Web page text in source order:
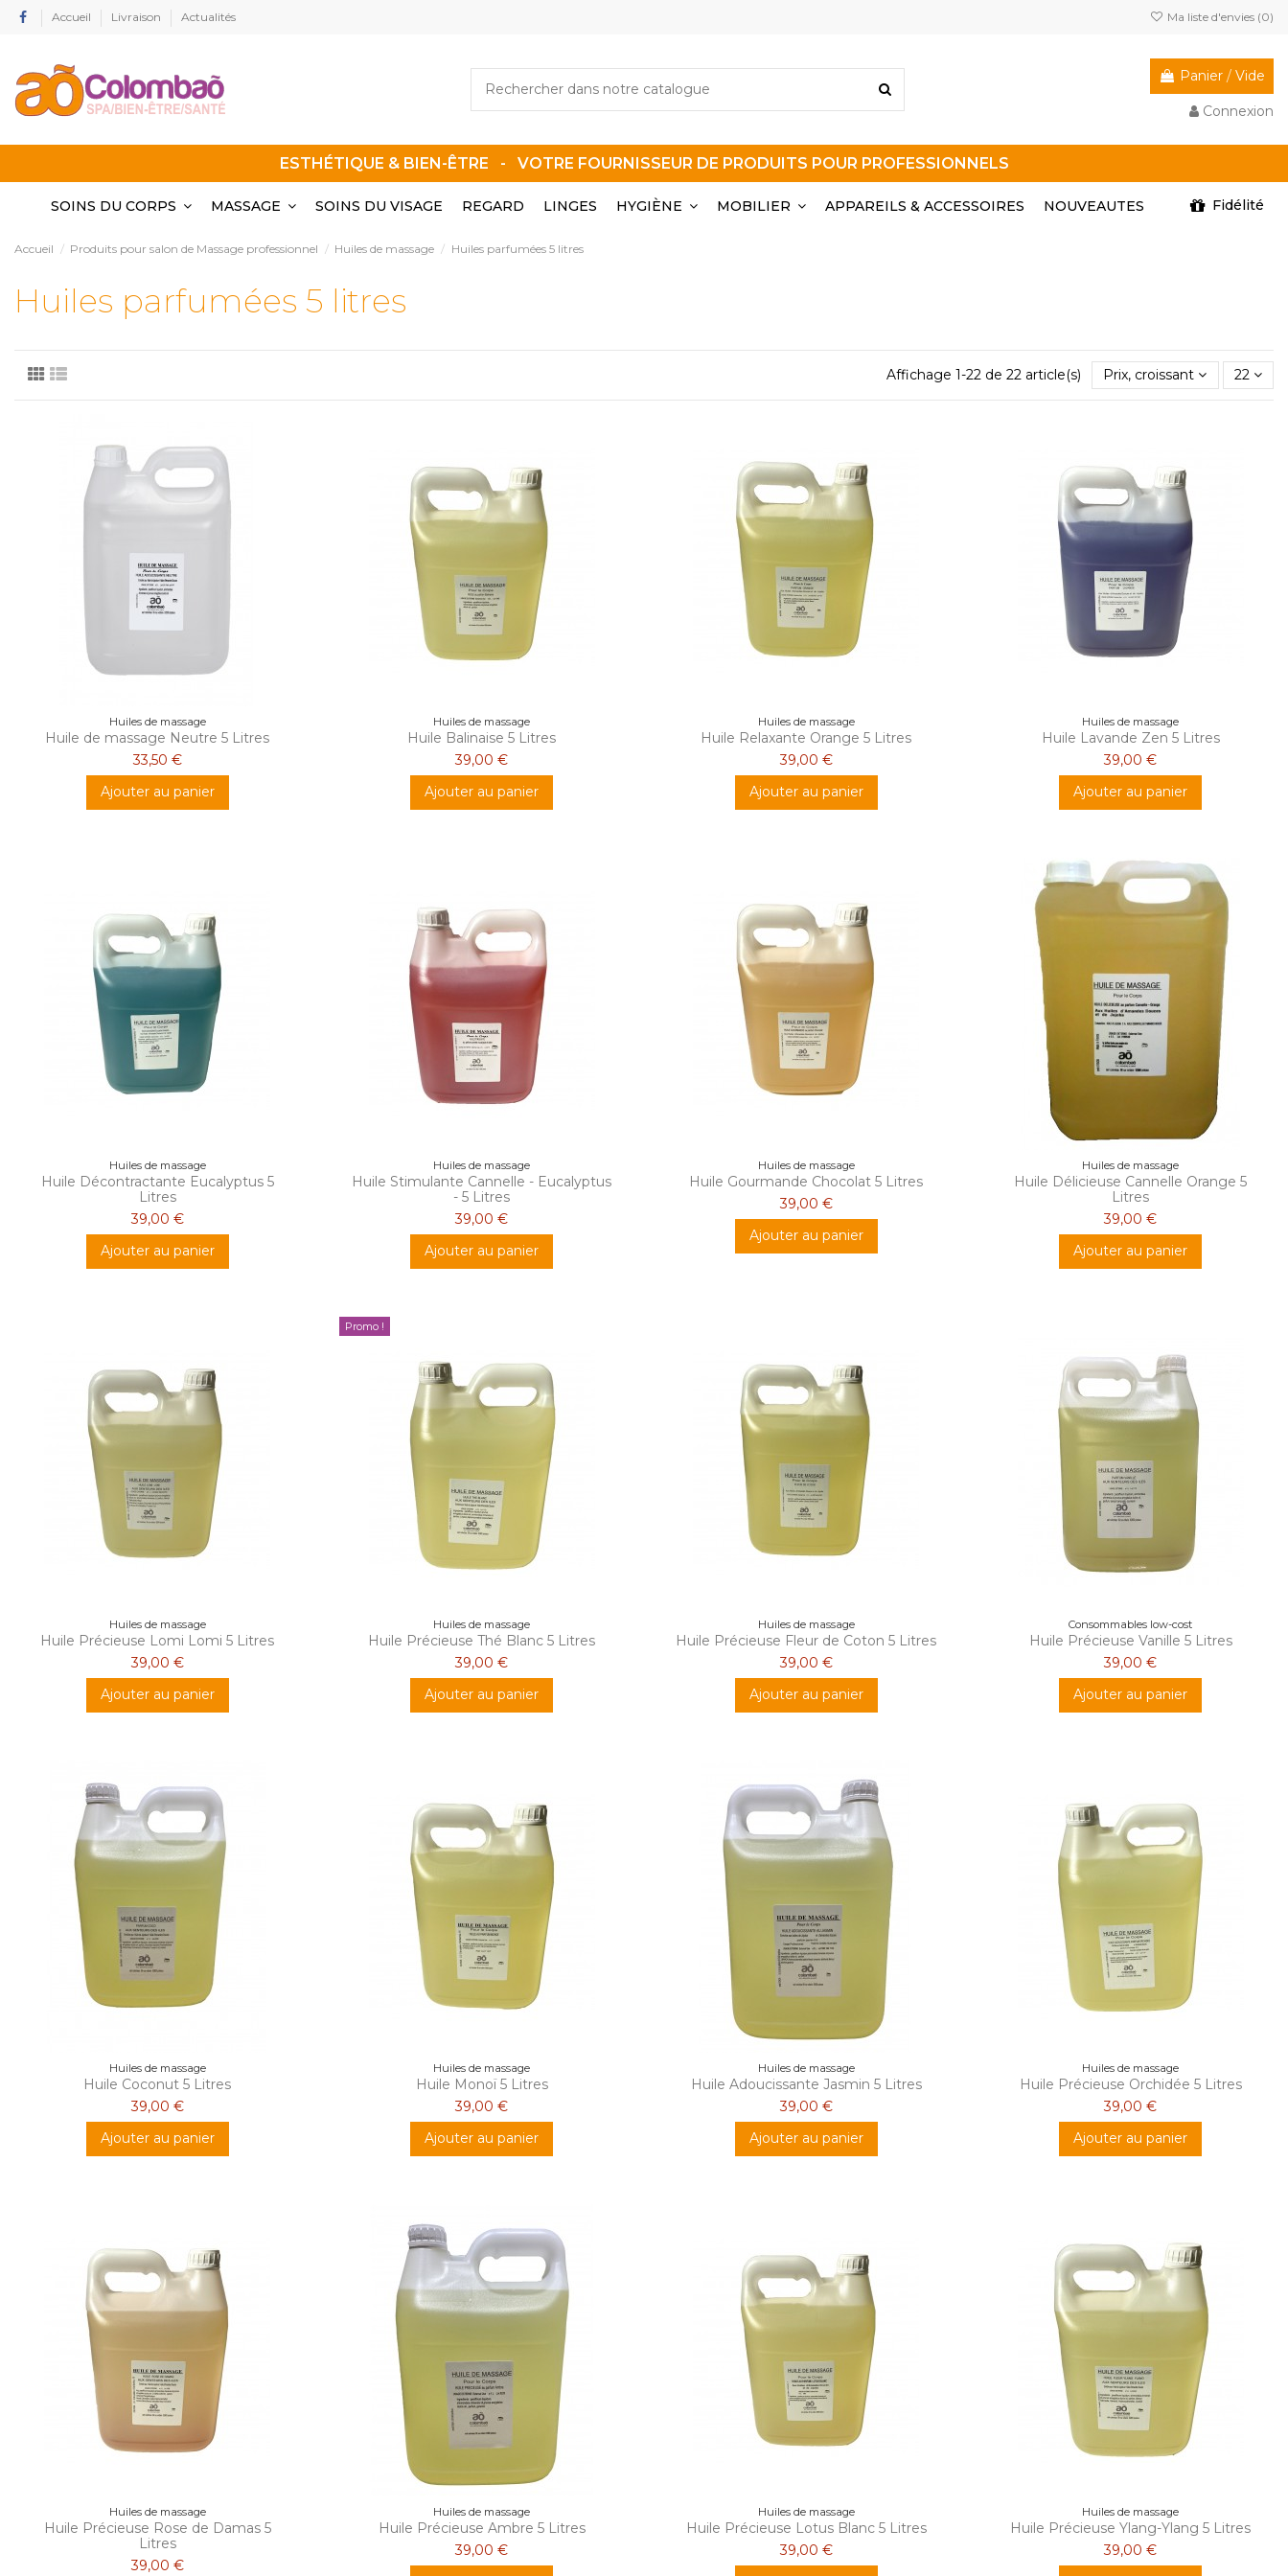
Accueil Livraison Actualités Ma liste d'envies (0)
Panier / Vide
Connexion
ESTHÉTIQUE & BIEN-ÊTRE - VOTRE FOURNISSEUR DE PRODUITS POUR PROFESSIONNELS
SOINS DU CORPS MASSAGE SOINS DU VISAGE REGARD LINGES HYGIÈNE MOBILIER APPAREILS & ACCESSOIRES Fidélité
NOUVEAUTES
Accueil Produits pour salon de Massage professionnel Huiles de massage Huiles parfumées 5 litres
Huiles parfumées 5 litres
Affichage 1-22 de 22 article(s) Prix, croissant 22
Huiles de massage
Huile de massage Neutre 5 Litres
33,50 €
Ajouter au panier
Huiles de massage
Huile Balinaise 5 Litres
39,00 €
Ajouter au panier
Huiles de massage
Huile Relaxante Orange 5 Litres
39,00 €
Ajouter au panier
Huiles de massage
Huile Lavande Zen 5 Litres
39,00 €
Ajouter au panier
Huiles de massage
Huile Décontractante Eucalyptus 5
Litres
39,00 €
Ajouter au panier
Huiles de massage
Huile Stimulante Cannelle - Eucalyptus
- 5 Litres
39,00 €
Ajouter au panier
Huiles de massage
Huile Gourmande Chocolat 5 Litres
39,00 €
Ajouter au panier
Huiles de massage
Huile Délicieuse Cannelle Orange 5
Litres
39,00 €
Ajouter au panier
Huiles de massage
Huile Précieuse Lomi Lomi 5 Litres
39,00 €
Ajouter au panier
Promo !
Huiles de massage
Huile Précieuse Thé Blanc 5 Litres
39,00 €
Ajouter au panier
Huiles de massage
Huile Précieuse Fleur de Coton 5 Litres
39,00 €
Ajouter au panier
Consommables low-cost
Huile Précieuse Vanille 5 Litres
39,00 €
Ajouter au panier
Huiles de massage
Huile Coconut 5 Litres
39,00 €
Ajouter au panier
Huiles de massage
Huile Monoï 5 Litres
39,00 €
Ajouter au panier
Huiles de massage
Huile Adoucissante Jasmin 5 Litres
39,00 €
Ajouter au panier
Huiles de massage
Huile Précieuse Orchidée 5 Litres
39,00 €
Ajouter au panier
Huiles de massage
Huile Précieuse Rose de Damas 5
Litres
39,00 €
Huiles de massage
Huile Précieuse Ambre 5 Litres
39,00 €
Huiles de massage
Huile Précieuse Lotus Blanc 5 Litres
39,00 €
Huiles de massage
Huile Précieuse Ylang-Ylang 5 Litres
39,00 €